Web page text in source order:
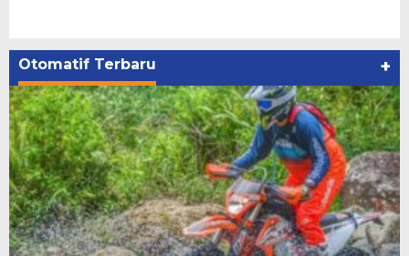
Otomatif Terbaru +